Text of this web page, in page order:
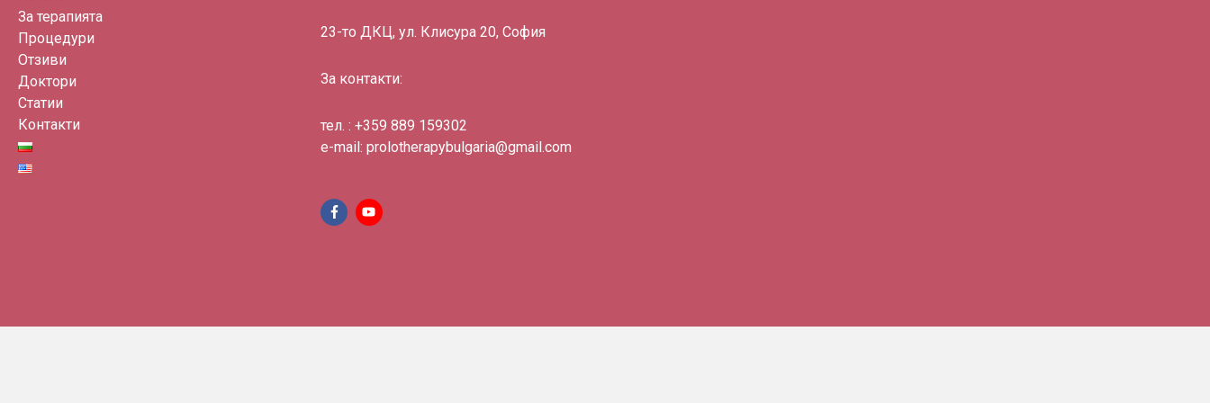
За терапията
Процедури
Отзиви
Доктори
Статии
Контакти
23-то ДКЦ, ул. Клисура 20, София
За контакти:
тел. : +359 889 159302
e-mail: prolotherapybulgaria@gmail.com